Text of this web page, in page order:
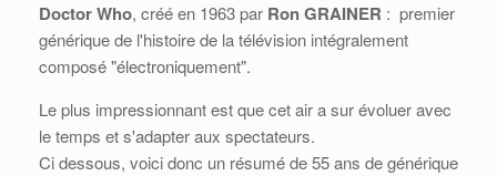
Doctor Who, créé en 1963 par Ron GRAINER : premier
générique de l'histoire de la télévision intégralement
composé "électroniquement".
Le plus impressionnant est que cet air a sur évoluer avec
le temps et s'adapter aux spectateurs.
Ci dessous, voici donc un résumé de 55 ans de générique